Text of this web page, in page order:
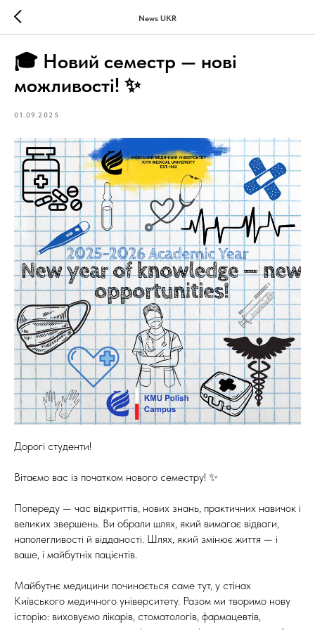
News UKR
🎓 Новий семестр — нові
можливості! ✨
01.09.2025
Дорогі студенти!
Вітаємо вас із початком нового семестру! ✨
Попереду — час відкриттів, нових знань, практичних навичок і
великих звершень. Ви обрали шлях, який вимагає відваги,
наполегливості й відданості. Шлях, який змінює життя — і
ваше, і майбутніх пацієнтів.
Майбутнє медицини починається саме тут, у стінах
Київського медичного університету. Разом ми творимо нову
історію: виховуємо лікарів, стоматологів, фармацевтів,